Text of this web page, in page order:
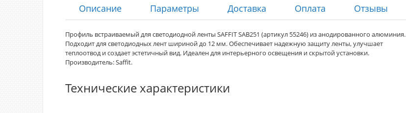
Описание Параметры Доставка Оплата Отзывы
Профиль встраиваемый для светодиодной ленты SAFFIT SAB251 (артикул 55246) из анодированного алюминия.
Подходит для светодиодных лент шириной до 12 мм. Обеспечивает надежную защиту ленты, улучшает
теплоотвод и создает эстетичный вид. Идеален для интерьерного освещения и скрытой установки.
Производитель: Saffit.
Технические характеристики